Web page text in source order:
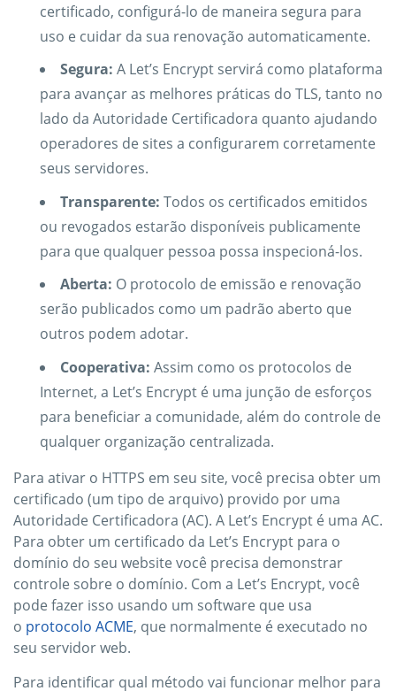
certificado, configurá-lo de maneira segura para
uso e cuidar da sua renovação automaticamente.
Segura: A Let’s Encrypt servirá como plataforma
para avançar as melhores práticas do TLS, tanto no
lado da Autoridade Certificadora quanto ajudando
operadores de sites a configurarem corretamente
seus servidores.
Transparente: Todos os certificados emitidos
ou revogados estarão disponíveis publicamente
para que qualquer pessoa possa inspecioná-los.
Aberta: O protocolo de emissão e renovação
serão publicados como um padrão aberto que
outros podem adotar.
Cooperativa: Assim como os protocolos de
Internet, a Let’s Encrypt é uma junção de esforços
para beneficiar a comunidade, além do controle de
qualquer organização centralizada.
Para ativar o HTTPS em seu site, você precisa obter um
certificado (um tipo de arquivo) provido por uma
Autoridade Certificadora (AC). A Let’s Encrypt é uma AC.
Para obter um certificado da Let’s Encrypt para o
domínio do seu website você precisa demonstrar
controle sobre o domínio. Com a Let’s Encrypt, você
pode fazer isso usando um software que usa
o protocolo ACME, que normalmente é executado no
seu servidor web.
Para identificar qual método vai funcionar melhor para